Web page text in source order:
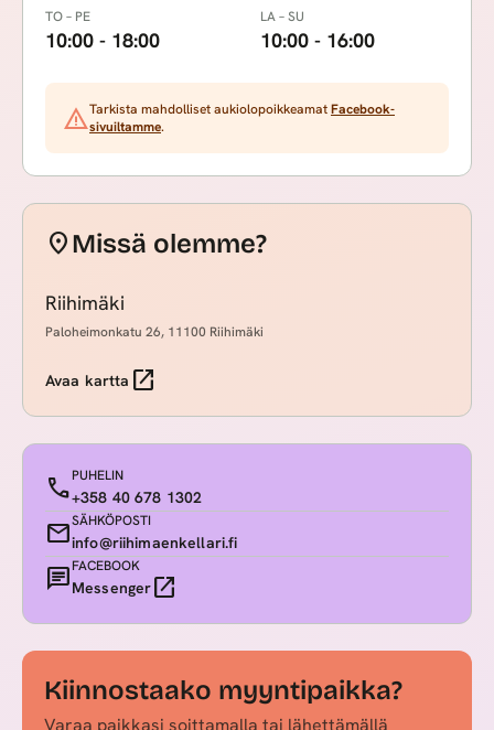
TO – PE
10:00 - 18:00
LA – SU
10:00 - 16:00
warningTarkista mahdolliset aukiolopoikkeamatFacebook-
sivuiltamme.
location_onMissä olemme?
Riihimäki
Paloheimonkatu 26, 11100 Riihimäki
Avaa kartta open_in_new
callPUHELIN
+358 40 678 1302
mailSÄHKÖPOSTI
info@riihimaenkellari.fi
chatFACEBOOK
Messengeropen_in_new
Kiinnostaako myyntipaikka?
Varaa paikkasi soittamalla tai lähettämällä